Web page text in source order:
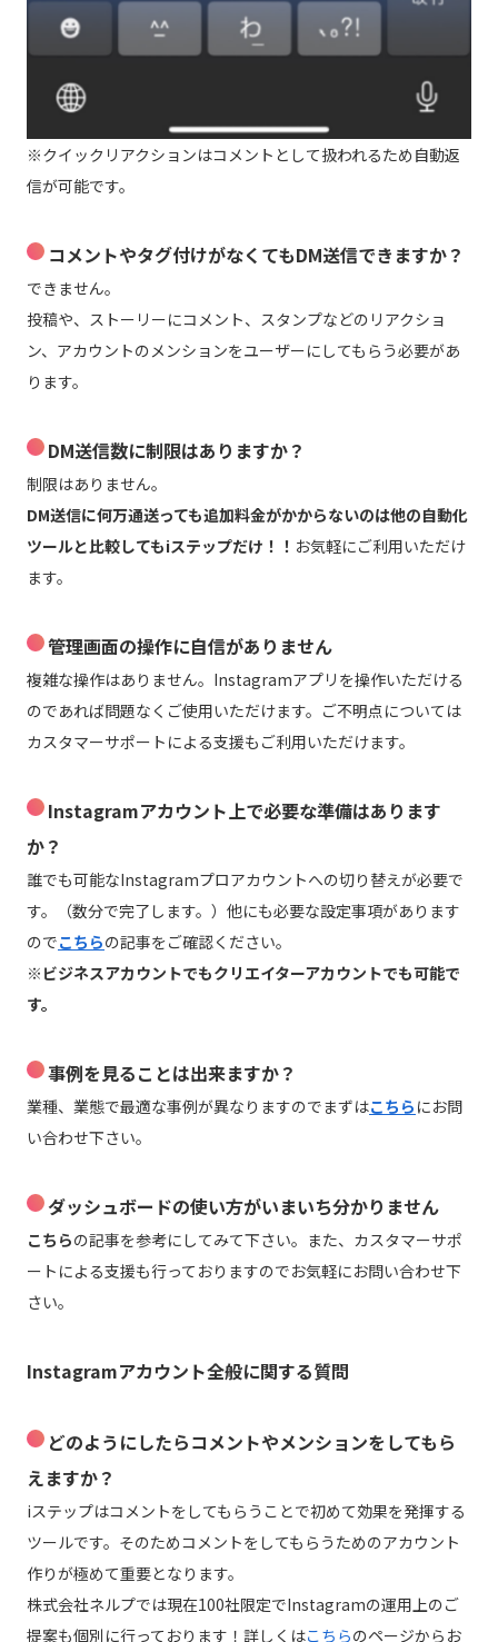
※クイックリアクションはコメントとして扱われるため自動返
信が可能です。
コメントやタグ付けがなくてもDM送信できますか？
できません。
投稿や、ストーリーにコメント、スタンプなどのリアクショ
ン、アカウントのメンションをユーザーにしてもらう必要があ
ります。
DM送信数に制限はありますか？
制限はありません。
DM送信に何万通送っても追加料金がかからないのは他の自動化
ツールと比較してもiステップだけ！！ お気軽にご利用いただけ
ます。
管理画面の操作に自信がありません
複雑な操作はありません。Instagramアプリを操作いただける
のであれば問題なくご使用いただけます。ご不明点については
カスタマーサポートによる支援もご利用いただけます。
Instagramアカウント上で必要な準備はあります
か？
誰でも可能なInstagramプロアカウントへの切り替えが必要で
す。（数分で完了します。）他にも必要な設定事項があります
のでこちらの記事をご確認ください。
※ビジネスアカウントでもクリエイターアカウントでも可能で
す。
事例を見ることは出来ますか？
業種、業態で最適な事例が異なりますのでまずはこちら にお問
い合わせ下さい。
ダッシュボードの使い方がいまいち分かりません
こちらの記事を参考にしてみて下さい。また、カスタマーサポ
ートによる支援も行っておりますのでお気軽にお問い合わせ下
さい。
Instagramアカウント全般に関する質問
どのようにしたらコメントやメンションをしてもら
えますか？
iステップはコメントをしてもらうことで初めて効果を発揮する
ツールです。そのためコメントをしてもらうためのアカウント
作りが極めて重要となります。
株式会社ネルプでは現在100社限定でInstagramの運用上のご
提案も個別に行っております！ 詳しくはこちらのページからお